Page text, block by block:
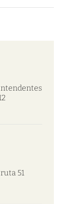
51